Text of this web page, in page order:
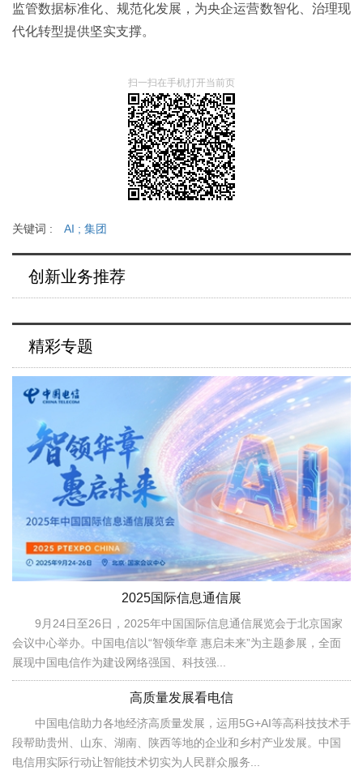
监管数据标准化、规范化发展，为央企运营数智化、治理现
代化转型提供坚实支撑。
扫一扫在手机打开当前页
关键词 : AI ; 集团
创新业务推荐
精彩专题
2025国际信息通信展
9月24日至26日，2025年中国国际信息通信展览会于北京国家
会议中心举办。中国电信以“智领华章 惠启未来”为主题参展，全面
展现中国电信作为建设网络强国、科技强...
高质量发展看电信
中国电信助力各地经济高质量发展，运用5G+AI等高科技技术手
段帮助贵州、山东、湖南、陕西等地的企业和乡村产业发展。中国
电信用实际行动让智能技术切实为人民群众服务...